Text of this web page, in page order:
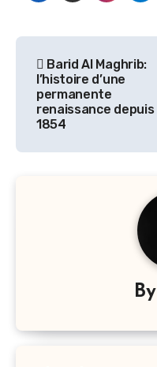
de
l’article
Barid Al Maghrib:
l’histoire d’une
permanente
renaissance depuis
1854
By